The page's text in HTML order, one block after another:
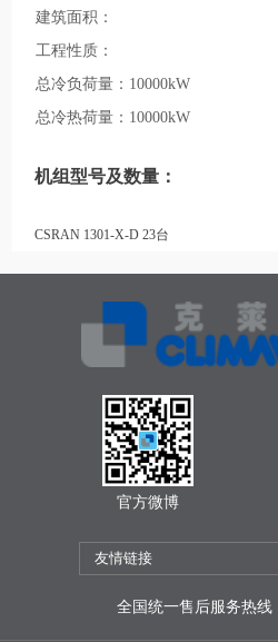
建筑面积：
工程性质：
总冷负荷量：10000kW
总冷热荷量：10000kW
机组型号及数量：
CSRAN 1301-X-D 23台
官方微博
全国统一售后服务热线